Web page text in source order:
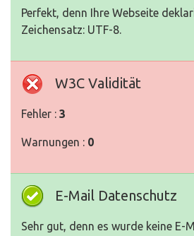
Perfekt, denn Ihre Webseite
Zeichensatz: UTF-8.
W3C Validität
Fehler : 3
Warnungen : 0
E-Mail Datenschutz
Sehr gut, denn es wurde keine E-